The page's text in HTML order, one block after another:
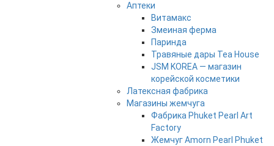
Аптеки
Витамакс
Змеиная ферма
Паринда
Травяные дары Tea House
JSM KOREA — магазин
корейской косметики
Латексная фабрика
Магазины жемчуга
Фабрика Phuket Pearl Art
Factory
Жемчуг Amorn Pearl Phuket